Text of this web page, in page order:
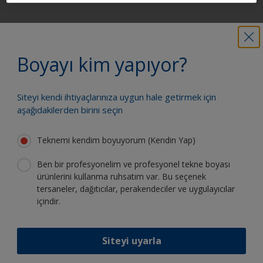
Boyayı kim yapıyor?
Siteyi kendi ihtiyaçlarınıza uygun hale getirmek için
aşağıdakilerden birini seçin
Teknemi kendim boyuyorum (Kendin Yap)
Ben bir profesyonelim ve profesyonel tekne boyası
ürünlerini kullanma ruhsatım var. Bu seçenek
tersaneler, dağıtıcılar, perakendeciler ve uygulayıcılar
içindir.
Siteyi uyarla
Sürekli inovasyon ve bilimsel
uzmanlığımızdan faydalanın
International'ı takip edin: